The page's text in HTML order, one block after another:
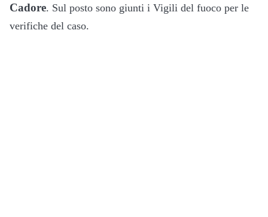
Cadore. Sul posto sono giunti i Vigili del fuoco per le
verifiche del caso.